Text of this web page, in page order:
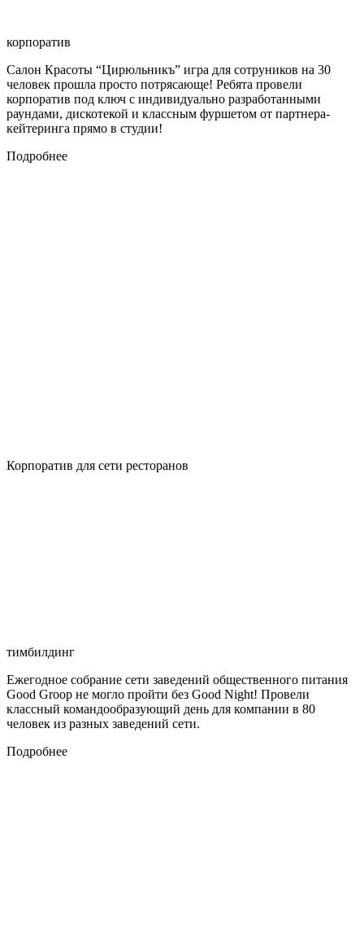
корпоратив
Салон Красоты “Цирюльникъ” игра для сотруников на 30
человек прошла просто потрясающе! Ребята провели
корпоратив под ключ с индивидуально разработанными
раундами, дискотекой и классным фуршетом от партнера-
кейтеринга прямо в студии!
Подробнее
Корпоратив для сети ресторанов
тимбилдинг
Ежегодное собрание сети заведений общественного питания
Good Groop не могло пройти без Good Night! Провели
классный командообразующий день для компании в 80
человек из разных заведений сети.
Подробнее